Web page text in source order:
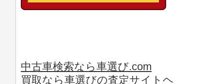
中古車検索なら車選び.com
買取なら車選びの査定サイトヘ